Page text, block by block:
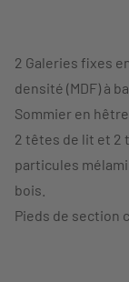
2 Galeries fixes
densité (MDF) à
Sommier en
2 têtes de lit et 2
particules
bois.
Pieds de section